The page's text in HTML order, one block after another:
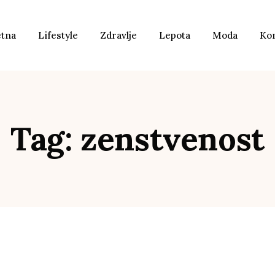
Lifestyle Zdravlje Lepota Moda
Tag: zenstvenost